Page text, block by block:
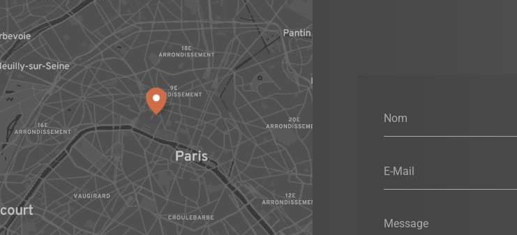
Nom
E-Mail
Message